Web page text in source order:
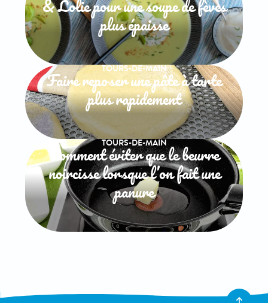
& Lolie pour une soupe de fèves
plus épaisse
TOURS-DE-MAIN
Faire reposer une pâte à tarte
plus rapidement
TOURS-DE-MAIN
Comment éviter que le beurre
noircisse lorsque l’on fait une
panure